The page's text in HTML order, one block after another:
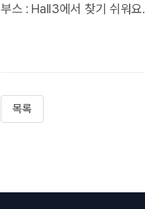
부스 : Hall3에서 찾기 쉬워요.
목록